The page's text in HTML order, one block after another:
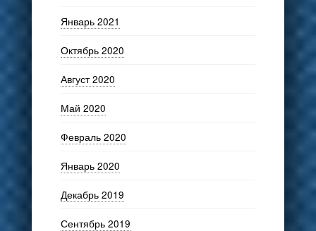
Январь 2021
Октябрь 2020
Август 2020
Май 2020
Февраль 2020
Январь 2020
Декабрь 2019
Сентябрь 2019